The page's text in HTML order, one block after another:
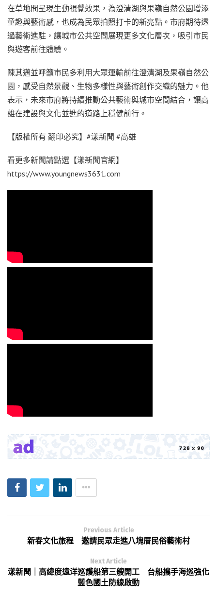
在草地間呈現生動視覺效果，為澄清湖與果嶺自然公園增添
童趣與藝術感，也成為民眾拍照打卡的新亮點。市府期待透
過藝術進駐，讓城市公共空間展現更多文化層次，吸引市民
與遊客前往體驗。
陳其邁並呼籲市民多利用大眾運輸前往澄清湖及果嶺自然公
園，感受自然景觀、生物多樣性與藝術創作交織的魅力。他
表示，未來市府將持續推動公共藝術與城市空間結合，讓高
雄在建設與文化並進的道路上穩健前行。
【版權所有 翻印必究】#漾新聞 #高雄
看更多新聞請點選【漾新聞官網】
https://www.youngnews3631.com
Previous Article
新春文化旅程 邀請民眾走進八塊厝民俗藝術村
Next Article
漾新聞｜高緯度遠洋巡護船第三艘開工 台船攜手海巡強化
藍色國土防線啟動